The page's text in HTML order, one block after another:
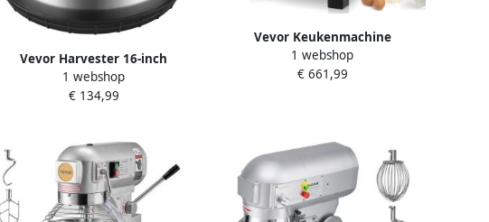
Vevor Harvester 16-inch
Bladsnijder Knoppensnijder met
Roestvrijstalen Messen Natte en
Plantknoppen en Bloemen
1 webshop
€ 134,99
Vevor Keukenmachine
Standmixer 550w Kneedmachine
10 L Deegmixer Mixer
1 webshop
€ 661,99